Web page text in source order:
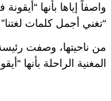
واصفاً إياها بأنها
“تغني أجمل كلمات
من ناحيتها، وصفت رئيسة
المغنية الراحلة بأنها